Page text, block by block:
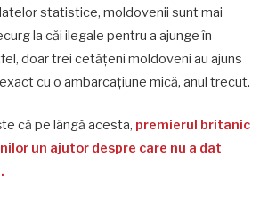
statistice, moldovenii sunt mai
la căi ilegale pentru a ajunge în
doar trei cetățeni moldoveni au ajuns
cu o ambarcațiune mică, anul trecut.
că pe lângă acesta, premierul britanic
un ajutor despre care nu a dat